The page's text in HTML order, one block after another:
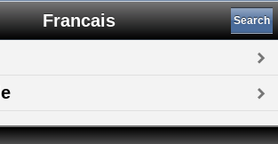
Francais Search